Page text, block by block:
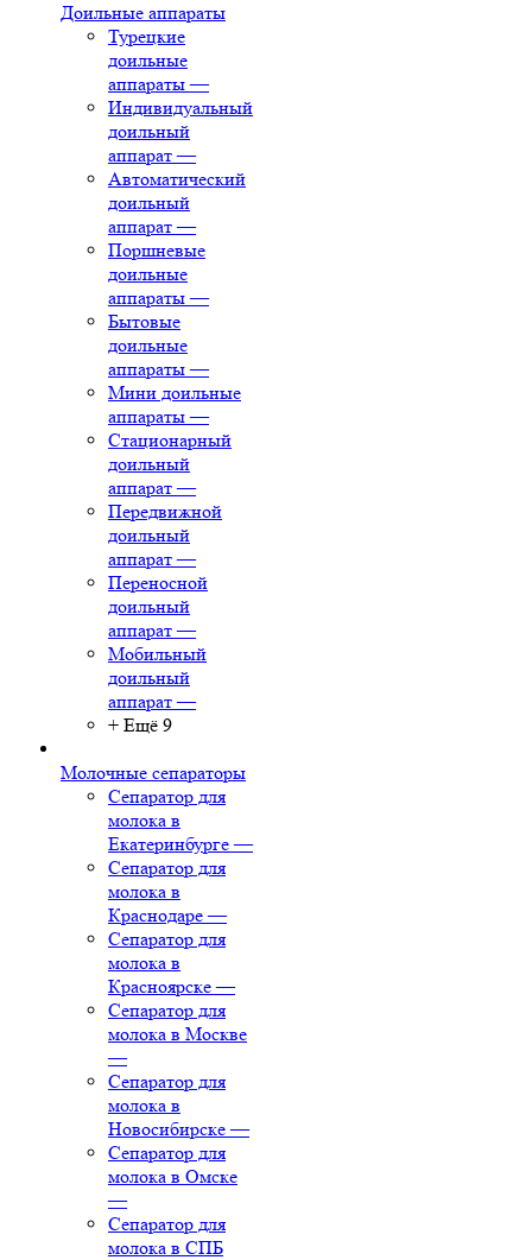
Доильные аппараты
Турецкие
доильные
аппараты —
Индивидуальный
доильный
аппарат —
Автоматический
доильный
аппарат —
Поршневые
доильные
аппараты —
Бытовые
доильные
аппараты —
Мини доильные
аппараты —
Стационарный
доильный
аппарат —
Передвижной
доильный
аппарат —
Переносной
доильный
аппарат —
Мобильный
доильный
аппарат —
+ Ещё 9
Молочные сепараторы
Сепаратор для
молока в
Екатеринбурге —
Сепаратор для
молока в
Краснодаре —
Сепаратор для
молока в
Красноярске —
Сепаратор для
молока в Москве
—
Сепаратор для
молока в
Новосибирске —
Сепаратор для
молока в Омске
—
Сепаратор для
молока в СПБ